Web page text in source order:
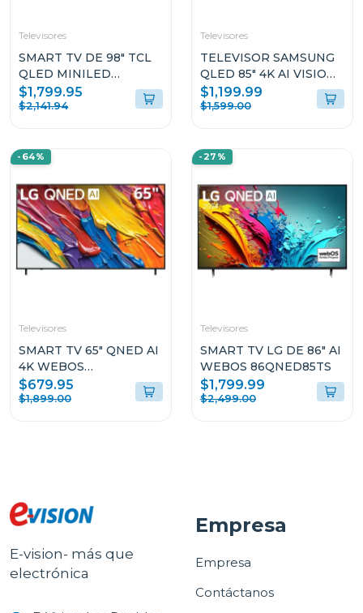
Televisores
SMART TV DE 98" TCL
QLED MINILED
GOOGLE TV 98C6
$1,799.95
$2,141.94
Televisores
TELEVISOR SAMSUNG
QLED 85" 4K AI VISION
ONE UI TIZEN
QN85Q7F
$1,199.99
$1,599.00
-64%
Televisores
SMART TV 65" QNED AI
4K WEBOS
65QNED82ASG
$679.95
$1,899.00
-27%
Televisores
SMART TV LG DE 86" AI
WEBOS 86QNED85TS
$1,799.99
$2,499.00
E-vision- más que
electrónica
Empresa
Empresa
Contáctanos